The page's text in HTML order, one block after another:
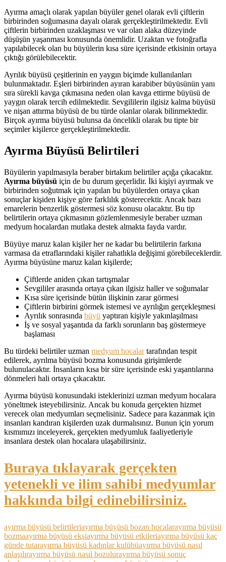
Ayırma amaçlı olarak yapılan büyüler genel olarak evli çiftlerin
birbirinden soğumasına dayalı olarak gerçekleştirilmektedir. Evli
çiftlerin birbirinden uzaklaşması ve var olan alaka düzeyinde
düşüşün yaşanması konusunda önemlidir. Uzaktan ve fotoğrafla
yapılabilecek olan bu büyülerin kısa süre içerisinde etkisinin ortaya
çıktığı görülebilecektir.
Ayrılık büyüsü çeşitlerinin en yaygın biçimde kullanılanları
bulunmaktadır. Eşleri birbirinden ayıran karabiber büyüsünün yanı
sıra sürekli kavga çıkmasına neden olan kavga ettirme büyüsü de
yaygın olarak tercih edilmektedir. Sevgililerin ilgisiz kalma büyüsü
ve nişan attırma büyüsü de bu türde olanlar olarak bilinmektedir.
Birçok ayırma büyüsü bulunsa da öncelikli olarak bu tipte bir
seçimler kişilerce gerçekleştirilmektedir.
Ayırma Büyüsü Belirtileri
Büyülerin yapılmasıyla beraber birtakım belirtiler açığa çıkacaktır.
Ayırma büyüsü için de bu durum geçerlidir. İki kişiyi ayırmak ve
birbirinden soğutmak için yapılan bu büyülerden ortaya çıkan
sonuçlar kişiden kişiye göre farklılık gösterecektir. Ancak bazı
emarelerin benzerlik göstermesi söz konusu olacaktır. Bu tip
belirtilerin ortaya çıkmasının gözlemlenmesiyle beraber uzman
medyum hocalardan mutlaka destek almakta fayda vardır.
Büyüye maruz kalan kişiler her ne kadar bu belirtilerin farkına
varmasa da etraflarındaki kişiler rahatlıkla değişimi görebileceklerdir.
Ayırma büyüsüne maruz kalan kişilerde;
Çiftlerde aniden çıkan tartışmalar
Sevgililer arasında ortaya çıkan ilgisiz haller ve soğumalar
Kısa süre içerisinde bütün ilişkinin zarar görmesi
Çiftlerin birbirini görmek istemesi ve ayrılığın gerçekleşmesi
Ayrılık sonrasında büyü yaptıran kişiyle yakınlaşılması
İş ve sosyal yaşantıda da farklı sorunların baş göstermeye
başlaması
Bu türdeki belirtiler uzman medyum hocalartarafından tespit
edilerek, ayrılma büyüsü bozma konusunda girişimlerde
bulunulacaktır. İnsanların kısa bir süre içerisinde eski yaşantılarına
dönmeleri hali ortaya çıkacaktır.
Ayırma büyüsü konusundaki isteklerinizi uzman medyum hocalara
yöneltmek isteyebilirsiniz. Ancak bu konuda gerçekten hizmet
verecek olan medyumları seçmelisiniz. Sadece para kazanmak için
insanları kandıran kişilerden uzak durmalısınız. Bunun için yorum
kısmımızı inceleyerek, gerçekten medyumluk faaliyetleriyle
insanlara destek olan hocalara ulaşabilirsiniz.
Buraya tıklayarak gerçekten
yetenekli ve ilim sahibi medyumlar
hakkında bilgi edinebilirsiniz.
ayırma büyüsü belirtileriayırma büyüsü bozan hocalarayırma büyüsü
bozmaayırma büyüsü ekşiayırma büyüsü etkileriayırma büyüsü kaç
günde tutarayırma büyüsü kadınlar kulübüayırma büyüsü nasıl
anlaşılırayırma büyüsü nasıl bozulurayırma büyüsü sonuç